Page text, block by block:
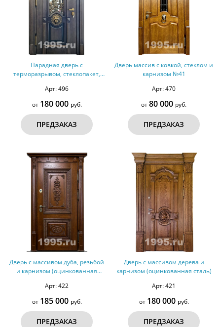
Парадная дверь с
терморазрывом, стеклопакет,
Арт: 496
от 180 000 руб.
ПРЕДЗАКАЗ
Дверь массив с ковкой, стеклом и
карнизом №41
Арт: 470
от80 000 руб.
ПРЕДЗАКАЗ
Дверь с массивом дуба, резьбой
и карнизом (оцинкованная
Арт: 422
от 185 000 руб.
ПРЕДЗАКАЗ
Дверь с массивом дерева и
карнизом (оцинкованная сталь)
Арт: 421
от 180 000 руб.
ПРЕДЗАКАЗ